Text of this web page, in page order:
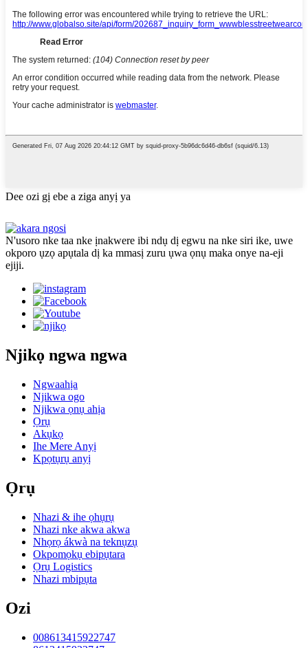
Dee ozi gị ebe a ziga anyị ya
N'usoro nke taa nke ịnakwere ibi ndụ dị egwu na nke siri ike, uwe
okporo ụzọ apụtala dị ka mmasị zuru ụwa ọnụ maka onye na-eji
ejiji.
Njikọ ngwa ngwa
Ngwaahịa
Njikwa ogo
Njikwa ọnụ ahịa
Ọrụ
Akụkọ
Ihe Mere Anyị
Kpọtụrụ anyị
Ọrụ
Nhazi & ihe ọhụrụ
Nhazi nke akwa akwa
Nhọrọ ákwà na teknụzụ
Okpomọkụ ebipụtara
Ọrụ Logistics
Nhazi mbipụta
Ozi
008613415922747